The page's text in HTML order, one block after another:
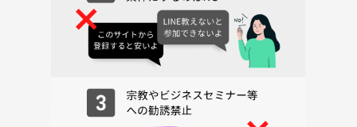
🙅遅刻絶対厳禁🙅
（16:15までにお越しいただけない場合、申し訳ございませんがゲーム
は途中参加ができないため、ご参加をお断りします。※返金も不可で
■食べ物・飲み物：
お菓子・食事・お酒の持ち込み完全自由